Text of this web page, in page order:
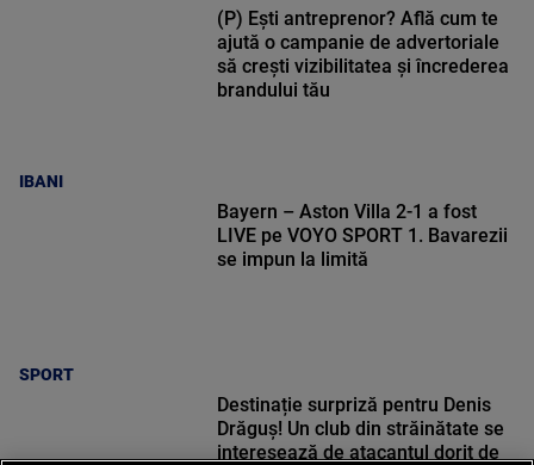
IBANI
(P) Ești antreprenor? Află cum te
ajută o campanie de advertoriale
să crești vizibilitatea și încrederea
brandului tău
SPORT
Bayern – Aston Villa 2-1 a fost
LIVE pe VOYO SPORT 1. Bavarezii
se impun la limită
Destinație surpriză pentru Denis
Drăguș! Un club din străinătate se
interesează de atacantul dorit de